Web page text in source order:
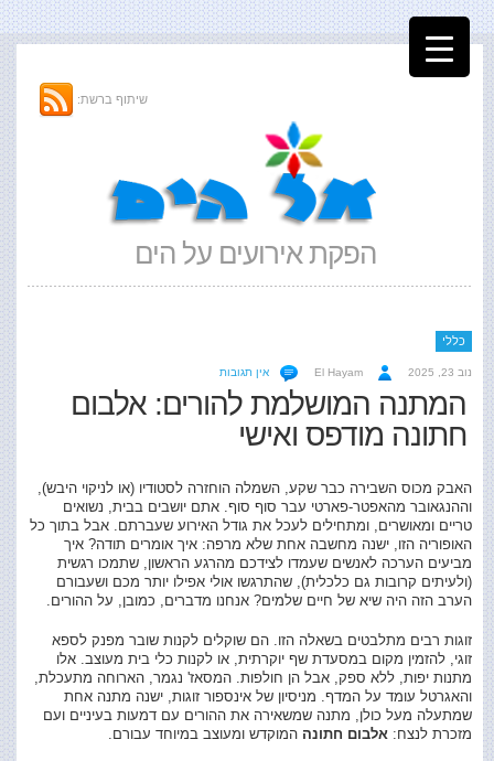
הפקת אירועים על הים
שיתוף ברשת:
כללי
נוב 23, 2025 El Hayam אין תגובות
המתנה המושלמת להורים: אלבום
חתונה מודפס ואישי
האבק מכוס השבירה כבר שקע, השמלה הוחזרה לסטודיו (או לניקוי היבש),
וההנגאובר מהאפטר-פארטי עבר סוף סוף. אתם יושבים בבית, נשואים
טריים ומאושרים, ומתחילים לעכל את גודל האירוע שעברתם. אבל בתוך כל
האופוריה הזו, ישנה מחשבה אחת שלא מרפה: איך אומרים תודה? איך
מביעים הערכה לאנשים שעמדו לצידכם מהרגע הראשון, שתמכו רגשית
(ולעיתים קרובות גם כלכלית), שהתרגשו אולי אפילו יותר מכם ושעבורם
הערב הזה היה שיא של חיים שלמים? אנחנו מדברים, כמובן, על ההורים.
זוגות רבים מתלבטים בשאלה הזו. הם שוקלים לקנות שובר מפנק לספא
זוגי, להזמין מקום במסעדת שף יוקרתית, או לקנות כלי בית מעוצב. אלו
מתנות יפות, ללא ספק, אבל הן חולפות. המסאז' נגמר, הארוחה מתעכלת,
והאגרטל עומד על המדף. מניסיון של אינספור זוגות, ישנה מתנה אחת
שמתעלה מעל כולן, מתנה שמשאירה את ההורים עם דמעות בעיניים ועם
מזכרת לנצח: אלבום חתונה המוקדש ומעוצב במיוחד עבורם.